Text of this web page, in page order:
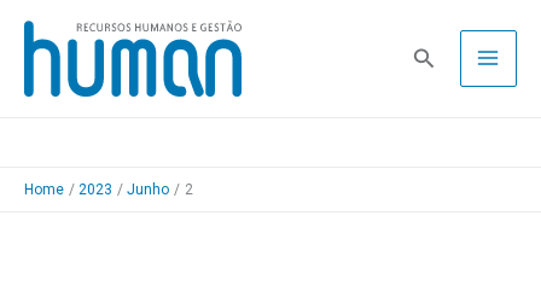
Skip
content
Pesquisa
Home 2023 Junho 2